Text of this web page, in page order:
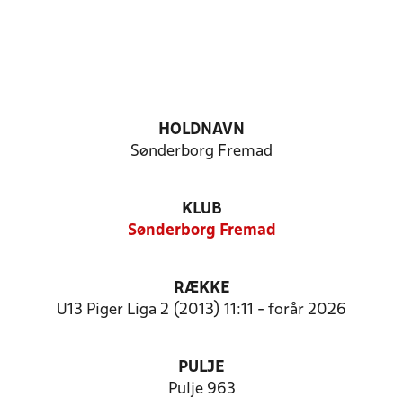
HOLDNAVN
Sønderborg Fremad
KLUB
Sønderborg Fremad
RÆKKE
U13 Piger Liga 2 (2013) 11:11 - forår 2026
PULJE
Pulje 963